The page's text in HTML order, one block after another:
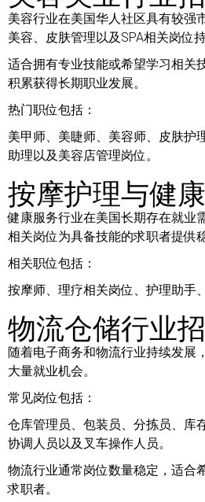
美容行业在美国华人社区具有较强
美容、皮肤管理以及SPA相关岗位持
适合拥有专业技能或希望学习相关
积累获得长期职业发展。
热门职位包括：
美甲师、美睫师、美容师、皮肤护
助理以及美容店管理岗位。
按摩护理与健
健康服务行业在美国长期存在就业
相关岗位为具备技能的求职者提供
相关职位包括：
按摩师、理疗相关岗位、护理助手
物流仓储行业
随着电子商务和物流行业持续发展
大量就业机会。
常见岗位包括：
仓库管理员、包装员、分拣员、库
协调人员以及叉车操作人员。
物流行业通常岗位数量稳定，适合
求职者。